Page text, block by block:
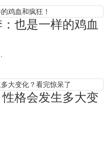
也是一样的鸡血
格会发生多大变